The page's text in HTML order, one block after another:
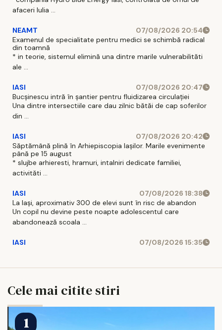
afaceri Iulia ...
NEAMT
07/08/2026 20:54
Examenul de specialitate pentru medici se schimbă radical
din toamnă
* in teorie, sistemul elimină una dintre marile vulnerabilităti
ale ...
IASI
07/08/2026 20:47
Bucșinescu intră în șantier pentru fluidizarea circulației
Una dintre intersectiile care dau zilnic bătăi de cap soferilor
din ...
IASI
07/08/2026 20:42
Săptămână plină în Arhiepiscopia Iașilor. Marile evenimente
până pe 15 august
* slujbe arhieresti, hramuri, intalniri dedicate familiei,
activităti ...
IASI
07/08/2026 18:38
La Iași, aproximativ 300 de elevi sunt în risc de abandon
Un copil nu devine peste noapte adolescentul care
abandonează scoala ...
IASI 07/08/2026 15:35
Cele mai citite stiri